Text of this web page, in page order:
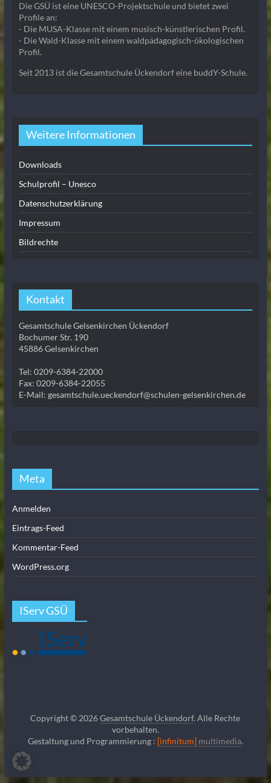
Die GSÜ ist eine UNESCO-Projektschule und bietet zwei
Profile an:
- Die MUSA-Klasse mit einem musisch-künstlerischen Profil.
- Die Wald-Klasse mit einem waldpädagogisch-ökologischen
Profil.
Seit 2013 ist die Gesamtschule Ückendorf eine buddY-Schule.
Weitere Informationen
Downloads
Schulprofil – Unesco
Datenschutzerklärung
Impressum
Bildrechte
Kontakt
Gesamtschule Gelsenkirchen Ückendorf
Bochumer Str. 190
45886 Gelsenkirchen
Tel: 0209-6384-22000
Fax: 0209-6384-22055
E-Mail: gesamtschule.ueckendorf@schulen-gelsenkirchen.de
Meta
Anmelden
Eintrags-Feed
Kommentar-Feed
WordPress.org
IServ GSÜ
Copyright © 2026Gesamtschule Ückendorf. Alle Rechte
vorbehalten.
Gestaltung und Programmierung : [infinitum] multimedia.